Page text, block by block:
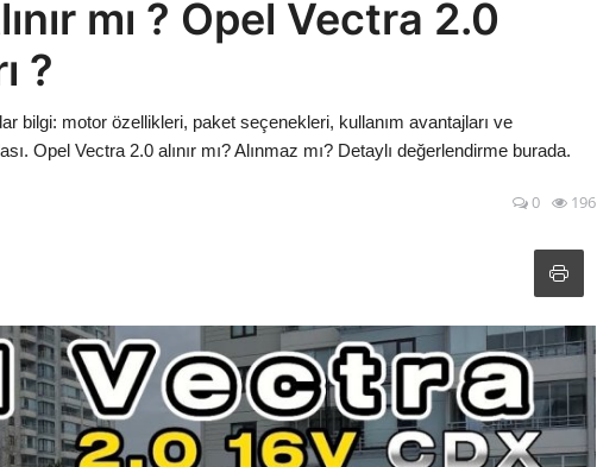
mı ? Opel Vectra 2.0
?
bilgi: motor özellikleri, paket seçenekleri, kullanım avantajları ve
Opel Vectra 2.0 alınır mı? Alınmaz mı? Detaylı değerlendirme burada.
0 196